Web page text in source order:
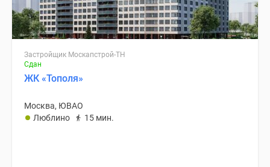
Застройщик Москапстрой-ТН
Сдан
ЖК «Тополя»
Москва, ЮВАО
Люблино
15 мин.